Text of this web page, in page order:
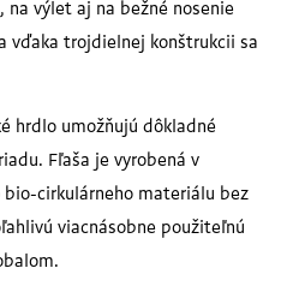
na výlet aj na bežné nosenie
vďaka trojdielnej konštrukcii sa
hrdlo umožňujú dôkladné
Fľaša je vyrobená v
bio-cirkulárneho materiálu bez
viacnásobne použiteľnú